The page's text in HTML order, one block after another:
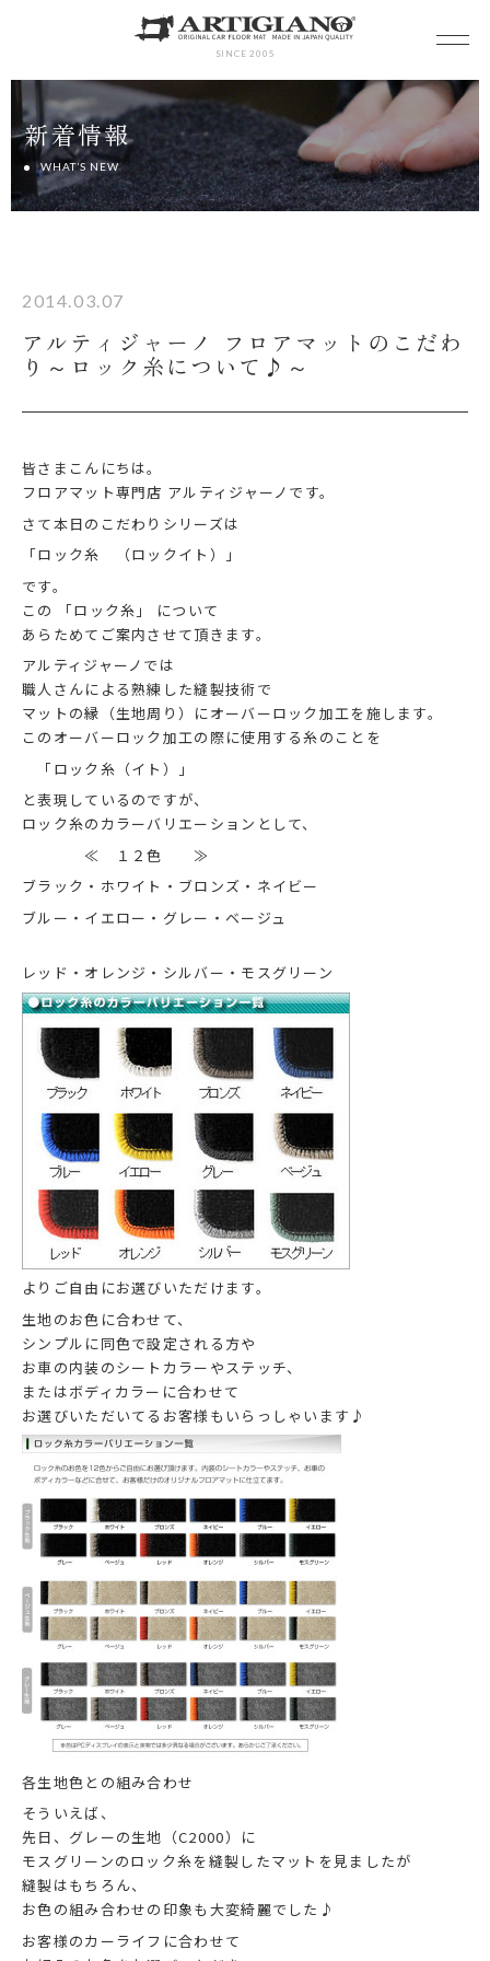
SINCE 2005
新着情報
WHAT’S NEW
2014.03.07
アルティジャーノ フロアマットのこだわ
り～ロック糸について♪～
皆さまこんにちは。
フロアマット専門店 アルティジャーノです。
さて本日のこだわりシリーズは
「ロック糸 （ロックイト）」
です。
この 「ロック糸」 について
あらためてご案内させて頂きます。
アルティジャーノでは
職人さんによる熟練した縫製技術で
マットの縁（生地周り）にオーバーロック加工を施します。
このオーバーロック加工の 際に使用する糸のことを
「ロック糸（イト）」
と表現しているのですが、
ロック糸のカラーバリエーションとして、
≪ １２色 ≫
ブラック・ホワイト・ブロンズ・ネイビー
ブルー・イエロー・グレー・ベージュ
レッド・オレンジ・シルバー・モスグリーン
よりご自由にお選びいただけます。
生地のお色に合わせて、
シンプルに同色で設定される方や
お車の内装のシートカラーやステッチ、
またはボディカラーに合わせて
お選びいただいてるお客様もいらっしゃいます♪
各生地色との組み合わせ
そういえば、
先日、グレーの生地（C2000）に
モスグリーンのロック糸を縫製したマットを見ましたが
縫製はもちろん、
お色の組み合わせの印象も大変綺麗でした♪
お客様のカーライフに合わせて